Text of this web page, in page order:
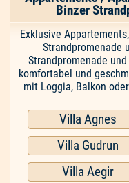
Binzer
Exklusive
Strandpromenade
Strandpromenade
komfortabel und
mit Loggia, Balkon
Villa Agnes
Villa Gudrun
Villa Aegir